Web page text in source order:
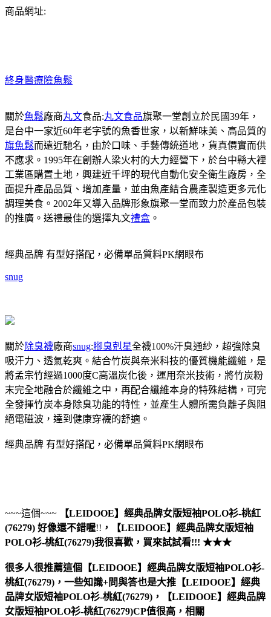
商品網址:
終身醫療險魚鬆
關於魚鬆廠商丸文食品:丸文食品旗聚一堂創立於民國39年，
是台中一家近60年老字號的魚香世家，以新鮮味美、高品質的
旗魚鬆而遠近馳名，由於口味、手藝傳統道地，貨真價實而供
不應求。1995年在創辦人梁火村的大力經營下，於台中縣大裡
工業區購置土地，興建近千坪的現代自動化安全衛生廠房，全
面提升產品品質、增加產量，並由魚產結合農產製造更多元化
調理美食。2002年又導入品牌形象旗聚一堂而致力於產品包裝
的推廣。送禮最佳的選擇丸文禮盒 。
經典品牌 有型好搭配，必備單品質料PK網眼布
snug
關於除臭襪廠商snug:腳臭剋星全襪100%汗臭通紗，超強除臭
吸汗力、透氣乾爽。結合竹炭與奈米科技的優質機能纖維，是
將孟宗竹經過1000度C高溫炭化後，運用奈米技術，將竹炭粉
末完全地融合於纖維之中，再配合纖維本身的特殊結構，可完
全發揮竹炭本身除臭功能的特性，並產生人體所需負離子與阻
絕電磁波，達到健康穿襪的舒適。
經典品牌 有型好搭配，必備單品質料PK網眼布
~~~這個~~~
【LEIDOOE】經典品牌女版短袖POLO衫-桃紅
(76279) 好像還不錯喔!! ，
【LEIDOOE】經典品牌女版短袖
POLO衫-桃紅(76279)我很喜歡，買來試試看!!! ★★★
很多人很推薦這個【LEIDOOE】經典品牌女版短袖POLO衫-
桃紅(76279)，一些知識+問與答也是大推【LEIDOOE】經典
品牌女版短袖POLO衫-桃紅(76279)，【LEIDOOE】經典品牌
女版短袖POLO衫-桃紅(76279)CP值很高，相關